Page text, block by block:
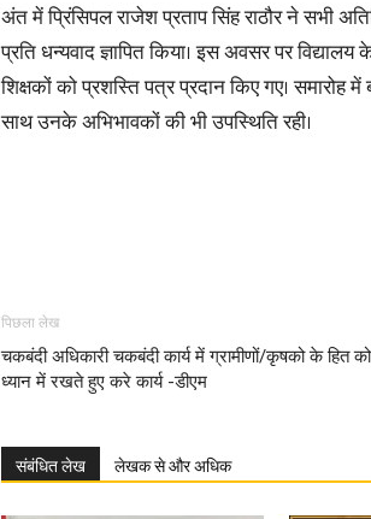
अंत में प्रिंसिपल राजेश प्रताप सिंह राठौर ने सभी
प्रति धन्यवाद ज्ञापित किया। इस अवसर पर
शिक्षकों को प्रशस्ति पत्र प्रदान किए गए। समारोह
साथ उनके अभिभावकों की भी उपस्थिति रही।
पिछला लेख
चकबंदी अधिकारी चकबंदी कार्य में ग्रामीणों/कृषको के हित को
ध्यान में रखते हुए करे कार्य -डीएम
संबंधित लेख लेखक से और अधिक